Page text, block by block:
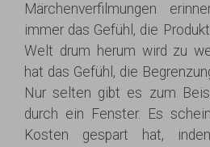
Märchenverfilmungen
immer das Gefühl, die
Welt drum herum wird zu
hat das Gefühl, die
Nur selten gibt es zum
durch ein Fenster. Es
Kosten gespart hat,